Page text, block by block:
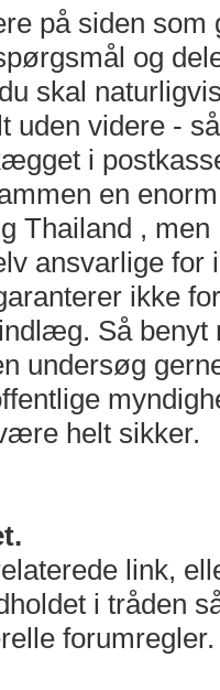
på siden som
og
skal
uden videre -
i
en enorm
Thailand , men
ansvarlige for
ikke for
Så benyt
undersøg
helt sikker.
link,
i tråden
forumregler.